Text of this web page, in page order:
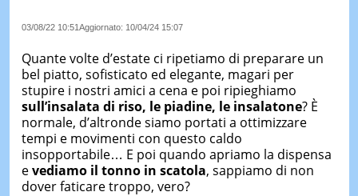
03/08/22 10:51 Aggiornato: 10/04/24 15:07
Quante volte d’estate ci ripetiamo di preparare un
bel piatto, sofisticato ed elegante, magari per
stupire i nostri amici a cena e poi ripieghiamo
sull’insalata di riso, le piadine, le insalatone? È
normale, d’altronde siamo portati a ottimizzare
tempi e movimenti con questo caldo
insopportabile… E poi quando apriamo la dispensa
evediamo il tonno in scatola, sappiamo di non
dover faticare troppo, vero?